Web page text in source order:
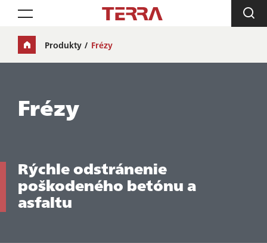
Toggle navigation
Produkty Frézy
Frézy
Rýchle odstránenie
poškodeného betónu a
asfaltu